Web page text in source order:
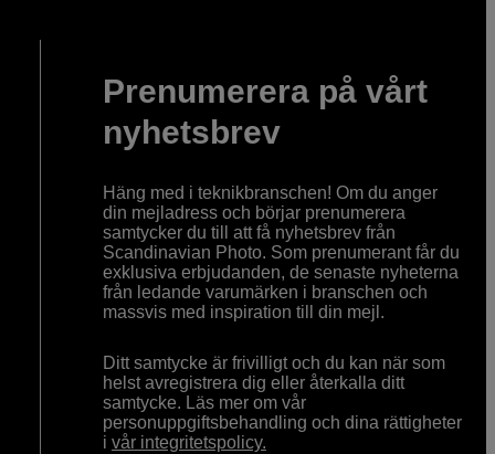
Prenumerera på vårt
nyhetsbrev
Häng med i teknikbranschen! Om du anger
din mejladress och börjar prenumerera
samtycker du till att få nyhetsbrev från
Scandinavian Photo. Som prenumerant får du
exklusiva erbjudanden, de senaste nyheterna
från ledande varumärken i branschen och
massvis med inspiration till din mejl.
Ditt samtycke är frivilligt och du kan när som
helst avregistrera dig eller återkalla ditt
samtycke. Läs mer om vår
personuppgiftsbehandling och dina rättigheter
i vår integritetspolicy.